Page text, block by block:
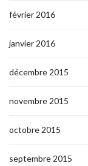
février 2016
janvier 2016
décembre 2015
novembre 2015
octobre 2015
septembre 2015